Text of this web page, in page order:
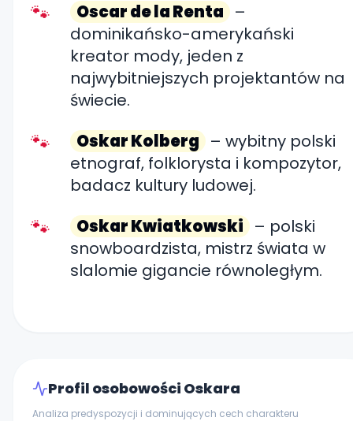
Oscar de la Renta –
dominikańsko-amerykański
kreator mody, jeden z
najwybitniejszych projektantów na
świecie.
Oskar Kolberg – wybitny polski
etnograf, folklorysta i kompozytor,
badacz kultury ludowej.
Oskar Kwiatkowski – polski
snowboardzista, mistrz świata w
slalomie gigancie równoległym.
Profil osobowości Oskara
Analiza predyspozycji i dominujących cech charakteru